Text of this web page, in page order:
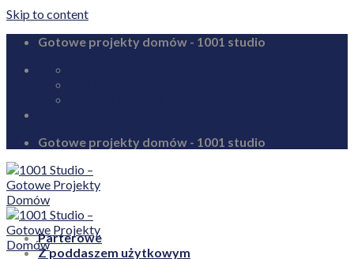
Skip to content
Gotowe projekty domów - 1001 studio
Gotowe projekty domów - 1001 studio
Parterowe
Z poddaszem użytkowym